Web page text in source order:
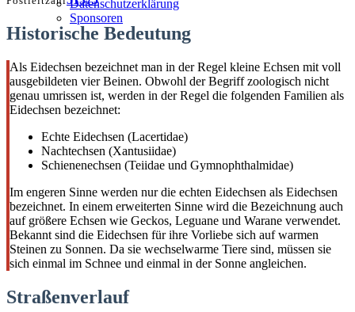
Datenschutzerklärung
Sponsoren
Historische Bedeutung
Als Eidechsen bezeichnet man in der Regel kleine Echsen mit voll
ausgebildeten vier Beinen. Obwohl der Begriff zoologisch nicht
genau umrissen ist, werden in der Regel die folgenden Familien als
Eidechsen bezeichnet:
Echte Eidechsen (Lacertidae)
Nachtechsen (Xantusiidae)
Schienenechsen (Teiidae und Gymnophthalmidae)
Im engeren Sinne werden nur die echten Eidechsen als Eidechsen
bezeichnet. In einem erweiterten Sinne wird die Bezeichnung auch
auf größere Echsen wie Geckos, Leguane und Warane verwendet.
Bekannt sind die Eidechsen für ihre Vorliebe sich auf warmen
Steinen zu Sonnen. Da sie wechselwarme Tiere sind, müssen sie
sich einmal im Schnee und einmal in der Sonne angleichen.
Straßenverlauf